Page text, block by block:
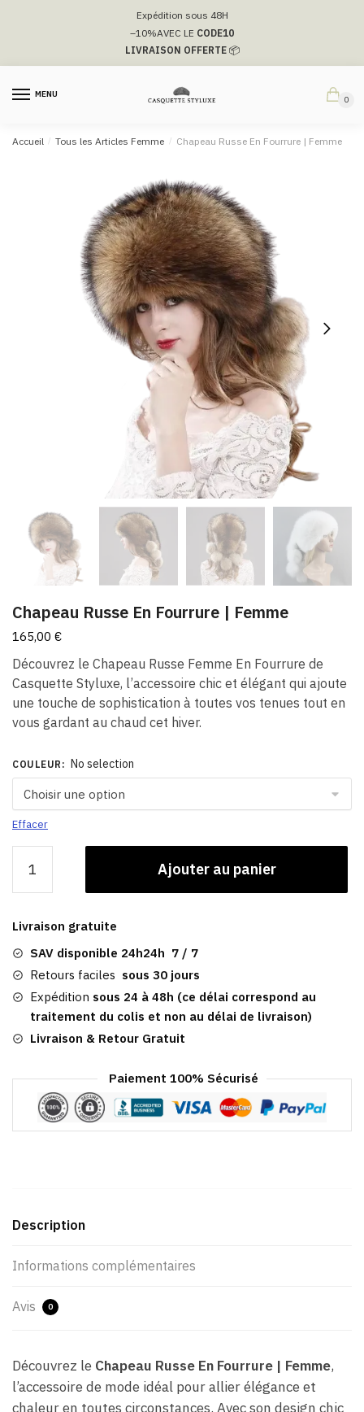
navigation
Expédition sous 48H
–10%AVEC LE CODE10
LIVRAISON OFFERTE📦
MENU
0
Accueil / Tous les Articles Femme / Chapeau Russe En Fourrure | Femme
Chapeau Russe En Fourrure | Femme
165,00 €
Découvrez le Chapeau Russe Femme En Fourrure de
Casquette Styluxe, l’accessoire chic et élégant qui ajoute
une touche de sophistication à toutes vos tenues tout en
vous gardant au chaud cet hiver.
COULEUR : No selection
Effacer
Chapeau
En
Fourrure
|
Femme
Ajouter au panier
Livraison gratuite
SAV disponible 24h24h 7 / 7
Retours faciles sous 30 jours
Expédition sous 24 à 48h (ce délai correspond au
traitement du colis et non au délai de livraison)
Livraison & Retour Gratuit
Paiement 100% Sécurisé
Description
Informations complémentaires
Avis 0
Découvrez le Chapeau Russe En Fourrure | Femme,
l’accessoire de mode idéal pour allier élégance et
chaleur en toutes circonstances. Avec son design chic